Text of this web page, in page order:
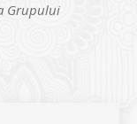
Grupului